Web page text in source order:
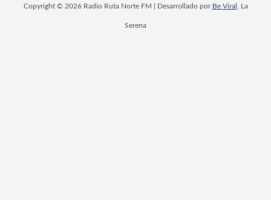
Copyright © 2026 Radio Ruta Norte FM | Desarrollado por Be Viral , La
Serena